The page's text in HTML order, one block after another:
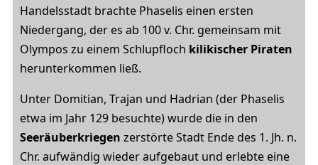
Handelsstadt brachte Phaselis einen ersten
Niedergang, der es ab 100 v. Chr. gemeinsam mit
Olympos zu einem Schlupfloch kilikischer Piraten
herunterkommen ließ.
Unter Domitian, Trajan und Hadrian (der Phaselis
etwa im Jahr 129 besuchte) wurde die in den
Seeräuberkriegen zerstörte Stadt Ende des 1. Jh. n.
Chr. aufwändig wieder aufgebaut und erlebte eine